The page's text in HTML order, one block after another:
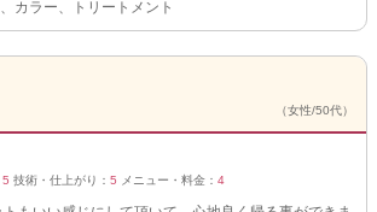
カラー、トリートメント
（女性/50代）
5 技術・仕上がり： 5 メニュー・料金： 4